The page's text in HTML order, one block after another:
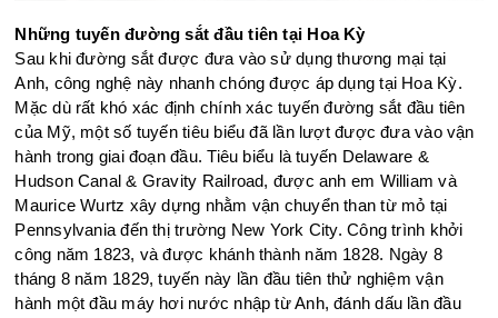
Những tuyến đường sắt đầu tiên tại Hoa Kỳ
Sau khi đường sắt được đưa vào sử dụng thương mại tại
Anh, công nghệ này nhanh chóng được áp dụng tại Hoa Kỳ.
Mặc dù rất khó xác định chính xác tuyến đường sắt đầu tiên
của Mỹ, một số tuyến tiêu biểu đã lần lượt được đưa vào vận
hành trong giai đoạn đầu. Tiêu biểu là tuyến Delaware &
Hudson Canal & Gravity Railroad, được anh em William và
Maurice Wurtz xây dựng nhằm vận chuyển than từ mỏ tại
Pennsylvania đến thị trường New York City. Công trình khởi
công năm 1823, và được khánh thành năm 1828. Ngày 8
tháng 8 năm 1829, tuyến này lần đầu tiên thử nghiệm vận
hành một đầu máy hơi nước nhập từ Anh, đánh dấu lần đầu